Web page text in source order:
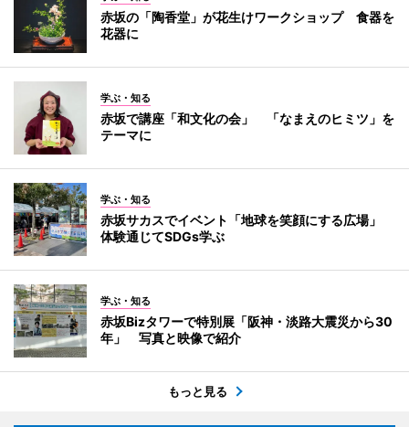
赤坂の「陶香堂」が花生けワークショップ 食器を
花器に
学ぶ・知る
赤坂で講座「和文化の会」 「なまえのヒミツ」を
テーマに
学ぶ・知る
赤坂サカスでイベント「地球を笑顔にする広場」
体験通じてSDGs学ぶ
学ぶ・知る
赤坂Bizタワーで特別展「阪神・淡路大震災から30
年」 写真と映像で紹介
もっと見る